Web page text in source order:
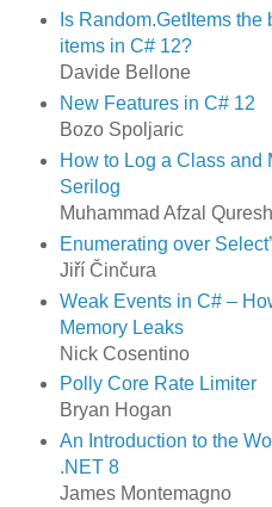
Is Random.GetItems
items in C# 12?
Davide Bellone
New Features in C# 12
Bozo Spoljaric
How to Log a Class and
Serilog
Muhammad Afzal
Enumerating over
Jiří Činčura
Weak Events in C# –
Memory Leaks
Nick Cosentino
Polly Core Rate Limiter
Bryan Hogan
An Introduction to the
.NET 8
James Montemagno